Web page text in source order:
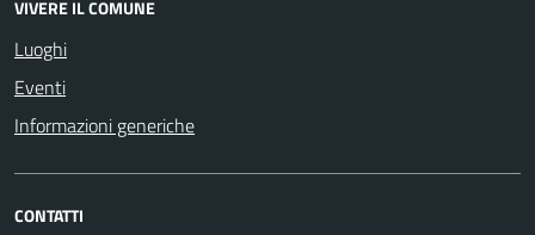
VIVERE IL COMUNE
Luoghi
Eventi
Informazioni generiche
CONTATTI